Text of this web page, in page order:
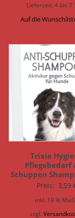
Lieferzeit:4 bis 7
Auf die
Trixie
Pflegebedarf
Schuppen
Preis: 3,59
inkl. 19 %
zzgl.